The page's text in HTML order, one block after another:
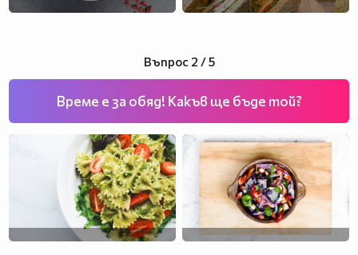
Въпрос 2 / 5
Време е за обяд! Какъв ще бъде той?